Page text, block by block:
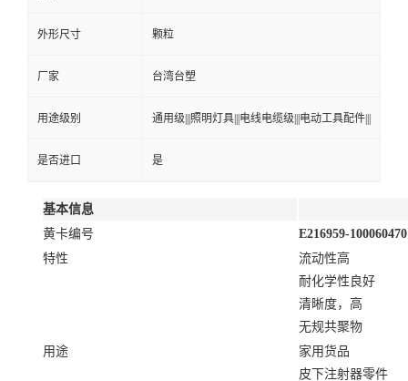
外形尺寸 颗粒
厂家 台湾台塑
用途级别 通用级|||照明灯具|||电线电缆级|||电动工具配件|||
是否进口 是
基本信息
黄卡编号
E216959-100060470
特性
流动性高
耐化学性良好
清晰度，高
无规共聚物
用途
家用货品
皮下注射器零件